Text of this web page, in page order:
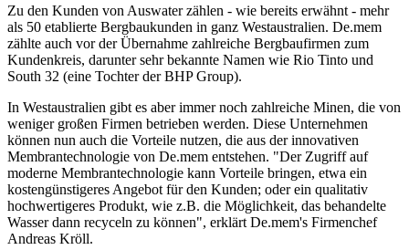
Zu den Kunden von Auswater zählen - wie bereits erwähnt - mehr
als 50 etablierte Bergbaukunden in ganz Westaustralien. De.mem
zählte auch vor der Übernahme zahlreiche Bergbaufirmen zum
Kundenkreis, darunter sehr bekannte Namen wie Rio Tinto und
South 32 (eine Tochter der BHP Group).
In Westaustralien gibt es aber immer noch zahlreiche Minen, die von
weniger großen Firmen betrieben werden. Diese Unternehmen
können nun auch die Vorteile nutzen, die aus der innovativen
Membrantechnologie von De.mem entstehen. "Der Zugriff auf
moderne Membrantechnologie kann Vorteile bringen, etwa ein
kostengünstigeres Angebot für den Kunden; oder ein qualitativ
hochwertigeres Produkt, wie z.B. die Möglichkeit, das behandelte
Wasser dann recyceln zu können", erklärt De.mem's Firmenchef
Andreas Kröll.